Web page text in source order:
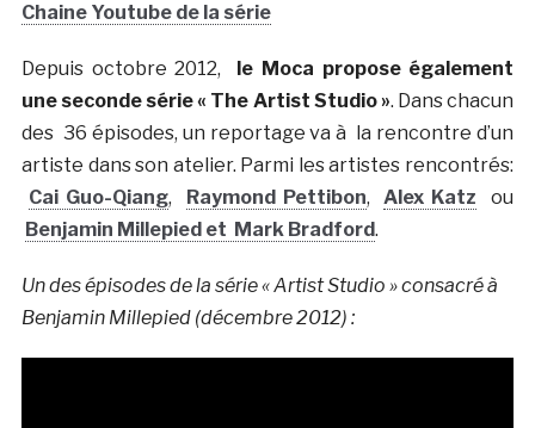
Chaine Youtube de la série
Depuis octobre 2012, le Moca propose également
une seconde série « The Artist Studio ». Dans chacun
des 36 épisodes, un reportage va à la rencontre d’un
artiste dans son atelier. Parmi les artistes rencontrés:
Cai Guo-Qiang, Raymond Pettibon,Alex Katz ou
Benjamin Millepied et Mark Bradford.
Un des épisodes de la série « Artist Studio » consacré à
Benjamin Millepied (décembre 2012) :